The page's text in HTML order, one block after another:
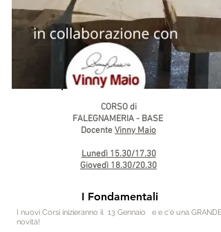
CORSO di
FALEGNAMERIA - BASE
DocenteVinny Maio
Lunedì 15.30/17.30
Giovedì 18.30/20.30
I Fondamentali
I nuovi Corsi inizieranno il 13 Gennaio e e c'è una GRANDE
novità!